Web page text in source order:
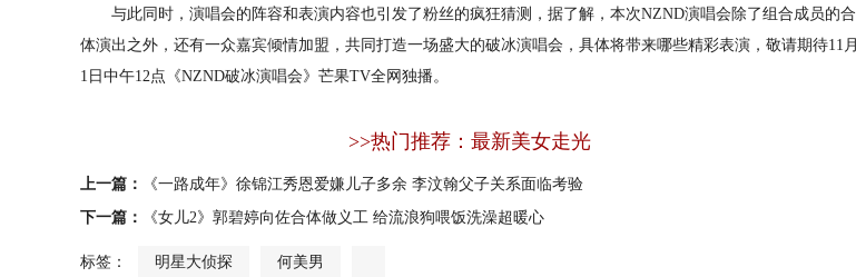
与此同时，演唱会的阵容和表演内容也引发了粉丝的疯狂猜测，据了解，本次NZND演唱会除了组合成员的合
体演出之外，还有一众嘉宾倾情加盟，共同打造一场盛大的破冰演唱会，具体将带来哪些精彩表演，敬请期待11月
1日中午12点《NZND破冰演唱会》芒果TV全网独播。
>>热门推荐：最新美女走光
上一篇：
《一路成年》徐锦江秀恩爱嫌儿子多余 李汶翰父子关系面临考验
下一篇：
《女儿2》郭碧婷向佐合体做义工 给流浪狗喂饭洗澡超暖心
标签： 明星大侦探 何美男